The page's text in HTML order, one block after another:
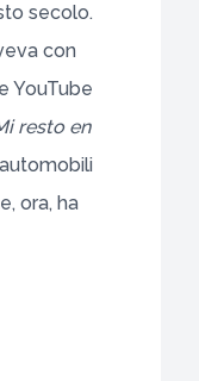
secolo.
con
YouTube
resto en
ora, ha